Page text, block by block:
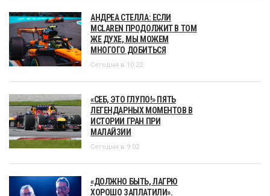
АНДРЕА СТЕЛЛА: ЕСЛИ
MCLAREN ПРОДОЛЖИТ В ТОМ
ЖЕ ДУХЕ, МЫ МОЖЕМ
МНОГОГО ДОБИТЬСЯ
Сегодня в 10:22
«СЕБ, ЭТО ГЛУПО!» ПЯТЬ
ЛЕГЕНДАРНЫХ МОМЕНТОВ В
ИСТОРИИ ГРАН ПРИ
МАЛАЙЗИИ
Сегодня в 9:02
«ДОЛЖНО БЫТЬ, ЛАГРЮ
ХОРОШО ЗАПЛАТИЛИ».